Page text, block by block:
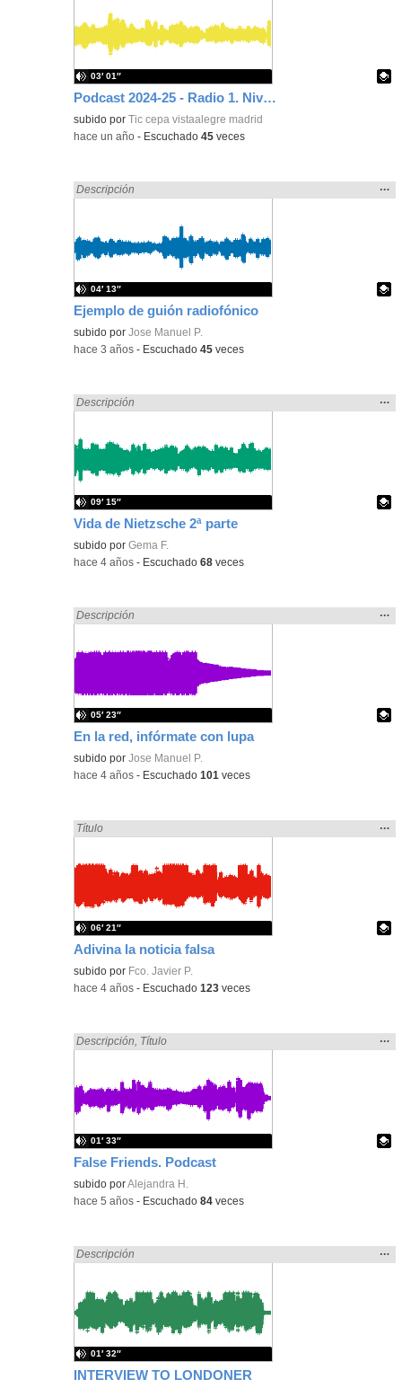
Podcast 2024-25 - Radio 1. Nivel 2 de Secundaria. Falsos mitos alimenticios-gluten
Contenido educativo.
subido porTic cepa vistaalegre madrid
03′ 01″
-hace un año - Escuchado45 veces
Ejemplo de guión radiofónico
Encontrado «falsa» en:
Descripción
la
…
Contenido educativo.
subido porJose Manuel P.
04′ 13″
-hace 3 años - Escuchado45 veces
Vida de Nietzsche 2ª parte
Encontrado «falsa» en:
Descripción
la
…
Contenido educativo.
subido porGema F.
09′ 15″
-hace 4 años - Escuchado68 veces
En la red, infórmate con lupa
Encontrado «falsa» en:
Descripción
la
…
Contenido educativo.
subido porJose Manuel P.
05′ 23″
-hace 4 años - Escuchado101 veces
Adivina la noticia falsa
Encontrado «falsa» en:
Título
la
…
Contenido educativo.
subido por Fco. Javier P.
06′ 21″
-hace 4 años - Escuchado123 veces
False Friends. Podcast
Encontrado «falsa» en:
Descripción Título
la
…
Contenido educativo.
subido porAlejandra H.
01′ 33″
-hace 5 años - Escuchado84 veces
INTERVIEW TO LONDONER
Encontrado «falsa» en:
Descripción
la
…
01′ 32″